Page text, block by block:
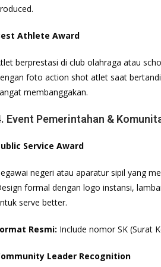
Athlete Award
berprestasi di club olahraga atau
foto action shot atlet saat
membanggakan.
Event Pemerintahan &
Service Award
negeri atau aparatur sipil yang
formal dengan logo instansi,
serve better.
Resmi: Include nomor SK (Surat
Leader Recognition